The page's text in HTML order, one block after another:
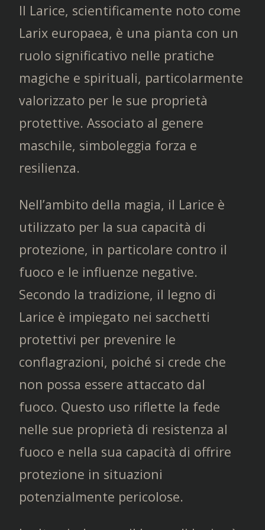
Il Larice, scientificamente noto come
Larix europaea, è una pianta con un
ruolo significativo nelle pratiche
magiche e spirituali, particolarmente
valorizzato per le sue proprietà
protettive. Associato al genere
maschile, simboleggia forza e
resilienza.
Nell’ambito della magia, il Larice è
utilizzato per la sua capacità di
protezione, in particolare contro il
fuoco e le influenze negative.
Secondo la tradizione, il legno di
Larice è impiegato nei sacchetti
protettivi per prevenire le
conflagrazioni, poiché si crede che
non possa essere attaccato dal
fuoco. Questo uso riflette la fede
nelle sue proprietà di resistenza al
fuoco e nella sua capacità di offrire
protezione in situazioni
potenzialmente pericolose.